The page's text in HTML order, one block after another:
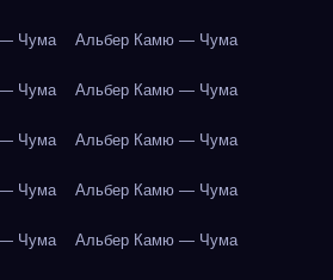
Чума Альбер Камю — Чума
Чума Альбер Камю — Чума
Чума Альбер Камю — Чума
Чума Альбер Камю — Чума
Чума Альбер Камю — Чума